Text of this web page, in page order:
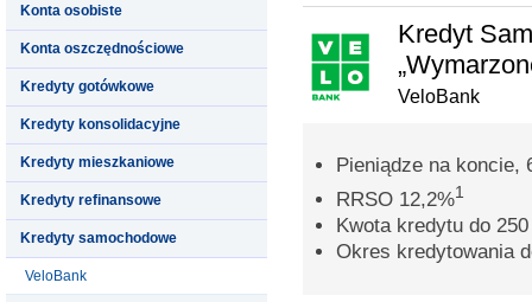
Konta osobiste
Konta oszczędnościowe
Kredyty gotówkowe
Kredyty konsolidacyjne
Kredyty mieszkaniowe
Kredyty refinansowe
Kredyty samochodowe
VeloBank
Kredyt
VeloBank
Pieniądze na koncie,
RRSO 12,2%1
Kwota kredytu do 250
Okres kredytowania